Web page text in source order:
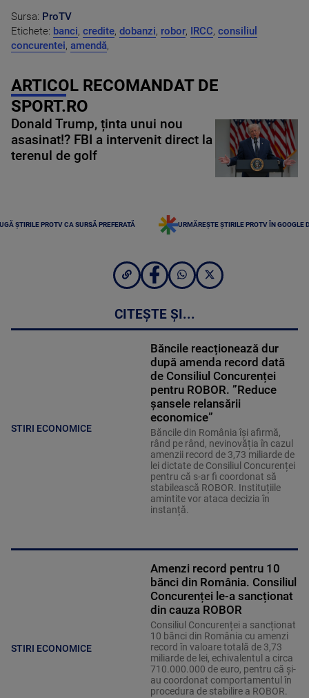
Sursa: ProTV
Etichete: banci, credite, dobanzi, robor, IRCC, consiliul
concurentei, amendă,
ARTICOL RECOMANDAT DE
SPORT.RO
Donald Trump, ținta unui nou
asasinat!? FBI a intervenit direct la
terenul de golf
ȘTIRILE PROTV CA SURSĂ PREFERATĂ URMĂREȘTE ȘTIRILE PROTV ÎN GOOGLE
CITEȘTE ȘI...
STIRI ECONOMICE
Băncile reacționează dur
după amenda record dată
de Consiliul Concurenței
pentru ROBOR. ”Reduce
șansele relansării
economice”
Băncile din România își afirmă,
rând pe rând, nevinovăția în cazul
amenzii record de 3,73 miliarde de
lei dictate de Consiliul Concurenței
pentru că s-ar fi coordonat să
stabilească ROBOR. Instituțiile
amintite vor ataca decizia în
instanță.
STIRI ECONOMICE
Amenzi record pentru 10
bănci din România. Consiliul
Concurenței le-a sancționat
din cauza ROBOR
Consiliul Concurenței a sancționat
10 bănci din România cu amenzi
record în valoare totală de 3,73
miliarde de lei, echivalentul a circa
710.000.000 de euro, pentru că și-
au coordonat comportamentul în
procedura de stabilire a ROBOR.